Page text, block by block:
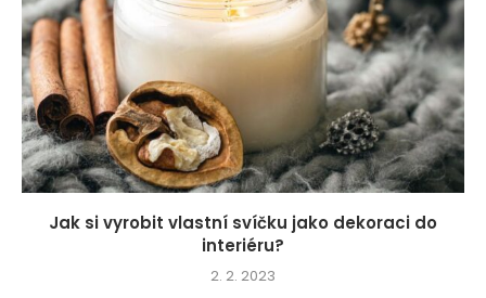
Jak si vyrobit vlastní svíčku jako dekoraci do
interiéru?
2. 2. 2023